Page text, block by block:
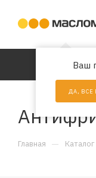
Ваш
ДА, ВСЕ
Главная — Каталог